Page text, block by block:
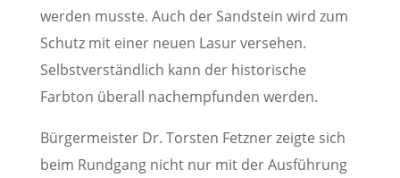
werden musste. Auch der Sandstein wird zum
Schutz mit einer neuen Lasur versehen.
Selbstverständlich kann der historische
Farbton überall nachempfunden werden.
Bürgermeister Dr. Torsten Fetzner zeigte sich
beim Rundgang nicht nur mit der Ausführung